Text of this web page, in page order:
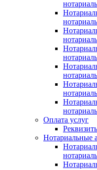
Оплата услуг
Нотариальные